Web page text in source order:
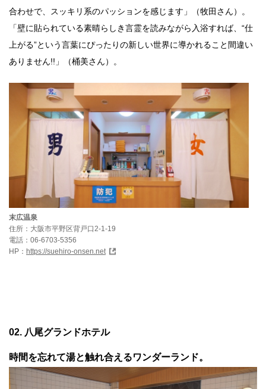
合わせで、スッキリ系のパッションを感じます」（牧田さん）。
「壁に貼られている素晴らしき言霊を読みながら入浴すれば、“仕
上がる”という言葉にぴったりの新しい世界に導かれること間違い
ありません!!」（桶美さん）。
末広温泉
住所：大阪市平野区背戸口2-1-19
電話：06-6703-5356
HP： https://suehiro-onsen.net
02. 八尾グランドホテル
時間を忘れて湯と触れ合えるワンダーランド。